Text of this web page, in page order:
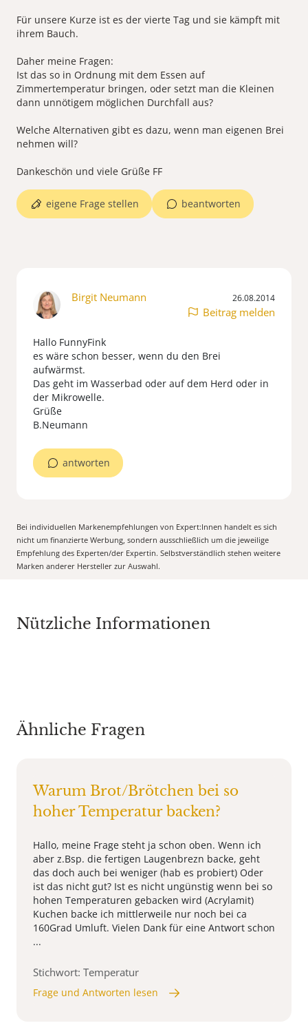
Für unsere Kurze ist es der vierte Tag und sie kämpft mit
ihrem Bauch.
Daher meine Fragen:
Ist das so in Ordnung mit dem Essen auf
Zimmertemperatur bringen, oder setzt man die Kleinen
dann unnötigem möglichen Durchfall aus?
Welche Alternativen gibt es dazu, wenn man eigenen Brei
nehmen will?
Dankeschön und viele Grüße FF
beantworten
eigene Frage stellen
Birgit Neumann 26.08.2014
Beitrag melden
Hallo FunnyFink
es wäre schon besser, wenn du den Brei
aufwärmst.
Das geht im Wasserbad oder auf dem Herd oder in
der Mikrowelle.
Grüße
B.Neumann
antworten
Bei individuellen Markenempfehlungen von Expert:Innen handelt es sich
nicht um finanzierte Werbung, sondern ausschließlich um die jeweilige
Empfehlung des Experten/der Expertin. Selbstverständlich stehen weitere
Marken anderer Hersteller zur Auswahl.
Nützliche Informationen
Ähnliche Fragen
Warum Brot/Brötchen bei so
hoher Temperatur backen?
Hallo, meine Frage steht ja schon oben. Wenn ich
aber z.Bsp. die fertigen Laugenbrezn backe, geht
das doch auch bei weniger (hab es probiert) Oder
ist das nicht gut? Ist es nicht ungünstig wenn bei so
hohen Temperaturen gebacken wird (Acrylamit)
Kuchen backe ich mittlerweile nur noch bei ca
160Grad Umluft. Vielen Dank für eine Antwort schon
...
Stichwort: Temperatur
Frage und Antworten lesen